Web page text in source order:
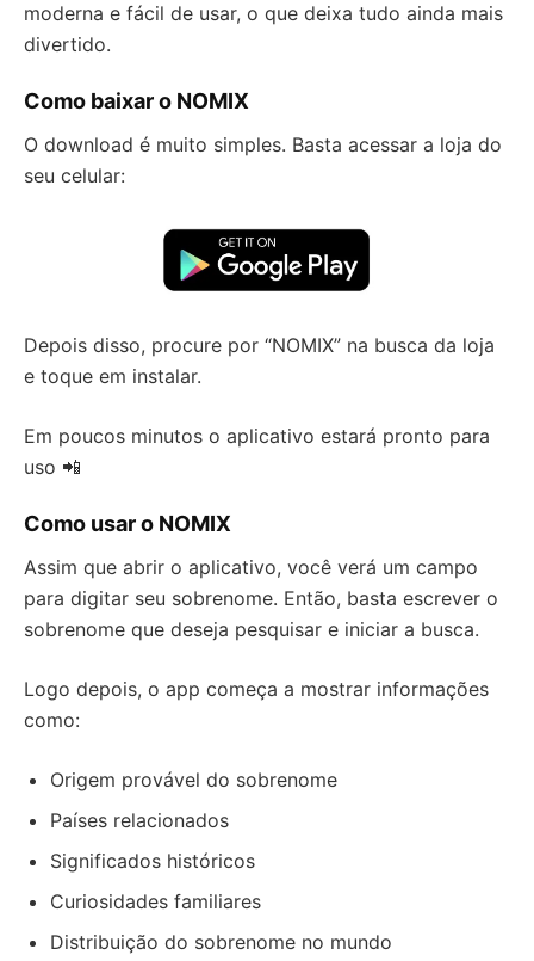
moderna e fácil de usar, o que deixa tudo ainda mais
divertido.
Como baixar o NOMIX
O download é muito simples. Basta acessar a loja do
seu celular:
Depois disso, procure por “NOMIX” na busca da loja
e toque em instalar.
Em poucos minutos o aplicativo estará pronto para
uso 📲
Como usar o NOMIX
Assim que abrir o aplicativo, você verá um campo
para digitar seu sobrenome. Então, basta escrever o
sobrenome que deseja pesquisar e iniciar a busca.
Logo depois, o app começa a mostrar informações
como:
Origem provável do sobrenome
Países relacionados
Significados históricos
Curiosidades familiares
Distribuição do sobrenome no mundo